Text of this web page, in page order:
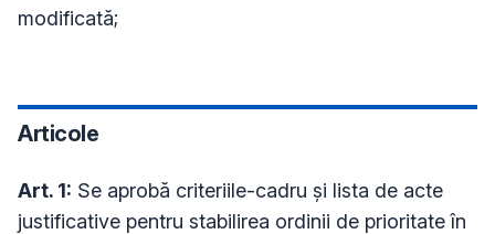
modificată;
Articole
Art. 1: Se aprobă criteriile-cadru şi lista de acte
justificative pentru stabilirea ordinii de prioritate în